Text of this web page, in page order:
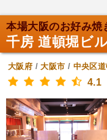
本場大阪のお好み焼
千房 道頓堀ビ
大阪府 /大阪市 / 中央区
4.1